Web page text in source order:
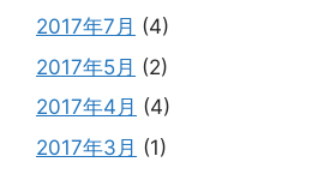
2017年7月 (4)
2017年5月 (2)
2017年4月 (4)
2017年3月 (1)